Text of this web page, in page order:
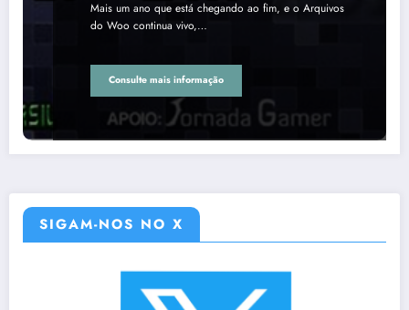
Mais um ano que está chegando ao fim, e o Arquivos
do Woo continua vivo,…
Consulte mais informação
SIGAM-NOS NO X